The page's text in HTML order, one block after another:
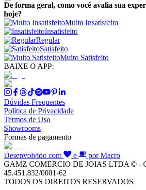
De forma geral, como você avalia sua
hoje?
Muito Insatisfeito
Insatisfeito
Regular
Satisfeito
Muito Satisfeito
BAIXE O APP:
Dúvidas Frequentes
Política de Privacidade
Termos de Uso
Showrooms
Formas de pagamento
Desenvolvido com e
por Macro
GAMZ COMERCIO DE JOIAS LTDA © -
45.451.832/0001-62
TODOS OS DIREITOS RESERVADOS